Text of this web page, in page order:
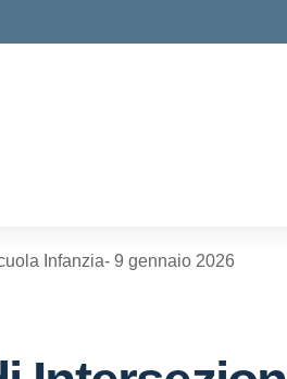
Infanzia- 9 gennaio 2026